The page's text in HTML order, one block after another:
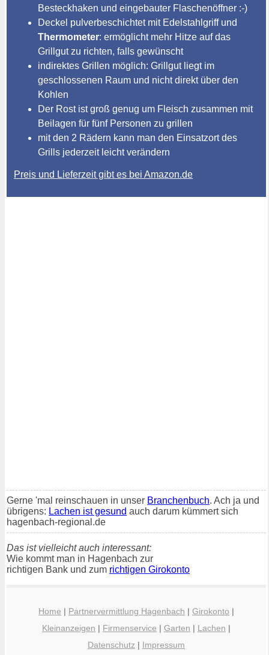
Besteckhaken und eingebauter Flaschenöffner :-)
Deckel pulverbeschichtet mit Edelstahlgriff und
Thermometer: ermöglicht mehr Hitze auf das
Grillgut zu richten, falls gewünscht
indirektes Grillen möglich: Grillgut liegt im
geschlossenen Raum und nicht direkt über den
Kohlen
Der Rost ist groß genug um Fleisch zusammen mit
Beilagen für fünf Personen zu grillen
mit den 2 Rädern kann man den Einsatzort des
Grills jederzeit leicht verändern
Preis und Lieferzeit gibt es bei Amazon.de
Gerne 'mal reinschauen in unser Branchenbuch. Ach ja und
übrigens: Lachen ist gesund auch darum kümmert sich
hagenbach-regional.de
Das ist vielleicht auch interessant:
Wie kommt man in Hagenbach zur
richtigen Bank und zum richtigen Girokonto
Home | Partnervermittlung Hagenbach | Girokonto |
Kleinanzeigen | Firmenservice | Garten | Lachen |
Datenschutz | Impressum